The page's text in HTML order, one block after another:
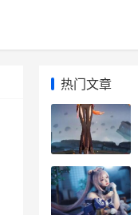
热门文章